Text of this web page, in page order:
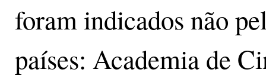
foram indicados não
países: Academia de